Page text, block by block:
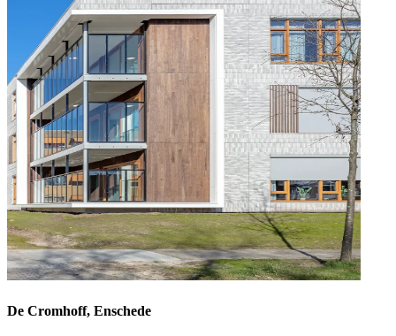
De Cromhoff, Enschede